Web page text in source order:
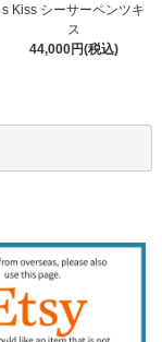
s Kiss シーサーペンツキ
ス
44,000円(税込)